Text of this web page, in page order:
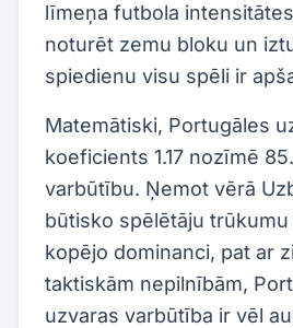
līmeņa futbola
noturēt zemu bloku un
spiedienu visu spēli ir
Matemātiski, Portugāles
koeficients 1.17 nozīmē
varbūtību. Ņemot vērā
būtisko spēlētāju
kopējo dominanci, pat ar
taktiskām nepilnībām,
uzvaras varbūtība ir vēl